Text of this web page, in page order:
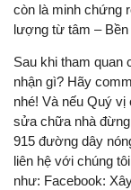
còn là minh chứng
lượng từ tâm – Bền
Sau khi tham quan
nhận gì? Hãy
nhé! Và nếu Quý
sửa chữa nhà đừng
915 đường dây
liên hệ với chúng
như: Facebook: